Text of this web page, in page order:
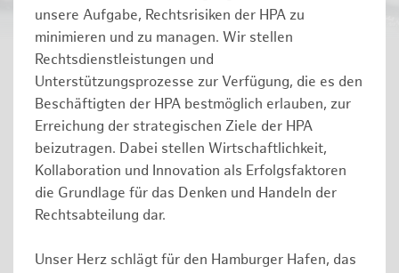
unsere Aufgabe, Rechtsrisiken der HPA zu
minimieren und zu managen. Wir stellen
Rechtsdienstleistungen und
Unterstützungsprozesse zur Verfügung, die es den
Beschäftigten der HPA bestmöglich erlauben, zur
Erreichung der strategischen Ziele der HPA
beizutragen. Dabei stellen Wirtschaftlichkeit,
Kollaboration und Innovation als Erfolgsfaktoren
die Grundlage für das Denken und Handeln der
Rechtsabteilung dar.
Unser Herz schlägt für den Hamburger Hafen, das